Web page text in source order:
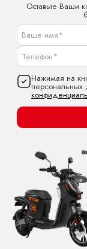
Оставьте Ваши
Нажимая на
персональных